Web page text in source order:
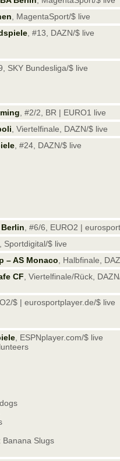
, MagentaSport/$ live
, #13, DAZN/$ live
SKY Bundesliga/$ live
, #2/2, BR | EURO1 live
, Viertelfinale, DAZN/$ live
, #24, DAZN/$ live
, #6/6, EURO2 |
Sportdigital/$ live
– AS Monaco , Halbfinale,
CF , Viertelfinale/Rück,
$ | eurosportplayer.de/$ live
, ESPNplayer.com/$ live
Slugs